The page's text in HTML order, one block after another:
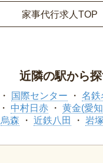
家事代行求人TOP
近隣の駅から
国際センター 名鉄
中村日赤 黄金(愛
烏森 近鉄八田 岩塚